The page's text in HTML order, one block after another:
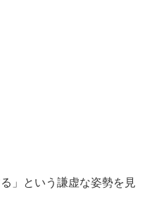
」という謙虚な姿勢を見